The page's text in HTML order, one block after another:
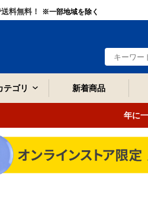
料無料！ ※一部地域を除く
テゴリ 新着商品
年に